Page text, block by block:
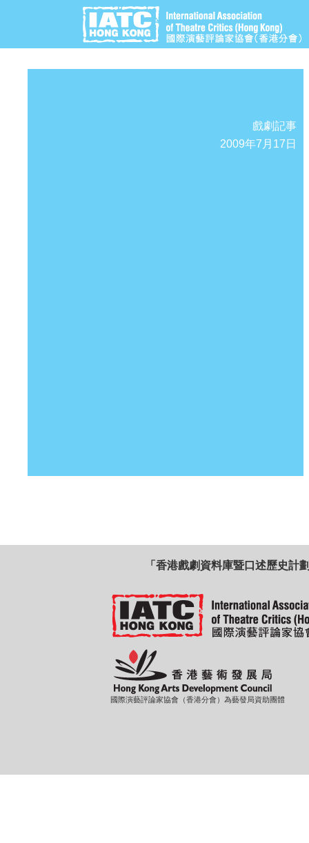
戲劇記事
2009年7月17日
「香港戲劇資料庫暨口述歷史計
國際演藝評論家協會（香港分會）為藝發局資助團體